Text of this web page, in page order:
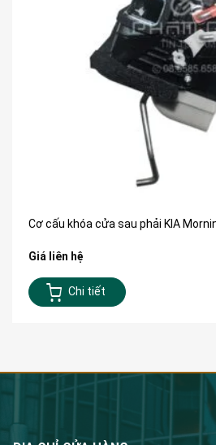
Cơ cấu khóa cửa sau phải KIA
Giá liên hệ
Chi tiết